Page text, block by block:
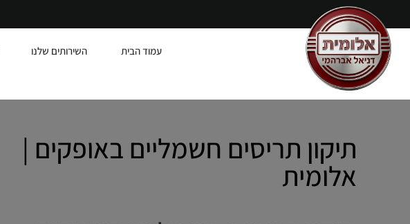
עמוד הבית השירותים שלנו
תיקון תריסים חשמליים באופקים |
אלומית